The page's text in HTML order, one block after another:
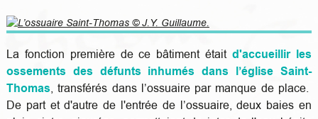
La fonction première de ce bâtiment étaitd'accueillir les
ossements des défunts inhumés dans l’église Saint-
Thomas, transférés dans l’ossuaire par manque de place.
De part et d'autre de l'entrée de l’ossuaire, deux baies en